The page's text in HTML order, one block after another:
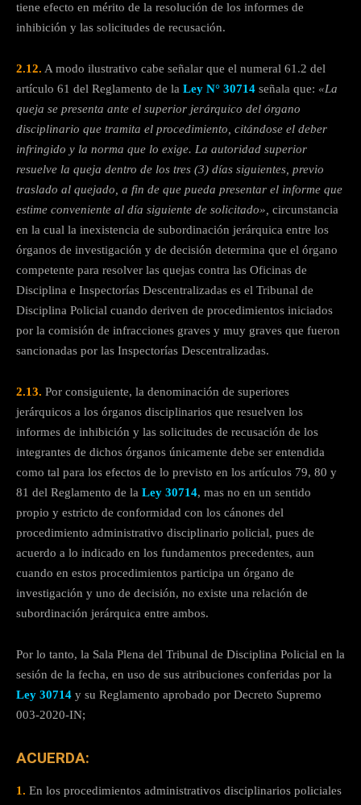
tiene efecto en mérito de la resolución de los informes de
inhibición y las solicitudes de recusación.
2.12. A modo ilustrativo cabe señalar que el numeral 61.2 del
artículo 61 del Reglamento de la Ley N° 30714 señala que: «La
queja se presenta ante el superior jerárquico del órgano
disciplinario que tramita el procedimiento, citándose el deber
infringido y la norma que lo exige. La autoridad superior
resuelve la queja dentro de los tres (3) días siguientes, previo
traslado al quejado, a fin de que pueda presentar el informe que
estime conveniente al día siguiente de solicitado», circunstancia
en la cual la inexistencia de subordinación jerárquica entre los
órganos de investigación y de decisión determina que el órgano
competente para resolver las quejas contra las Oficinas de
Disciplina e Inspectorías Descentralizadas es el Tribunal de
Disciplina Policial cuando deriven de procedimientos iniciados
por la comisión de infracciones graves y muy graves que fueron
sancionadas por las Inspectorías Descentralizadas.
2.13. Por consiguiente, la denominación de superiores
jerárquicos a los órganos disciplinarios que resuelven los
informes de inhibición y las solicitudes de recusación de los
integrantes de dichos órganos únicamente debe ser entendida
como tal para los efectos de lo previsto en los artículos 79, 80 y
81 del Reglamento de la Ley 30714, mas no en un sentido
propio y estricto de conformidad con los cánones del
procedimiento administrativo disciplinario policial, pues de
acuerdo a lo indicado en los fundamentos precedentes, aun
cuando en estos procedimientos participa un órgano de
investigación y uno de decisión, no existe una relación de
subordinación jerárquica entre ambos.
Por lo tanto, la Sala Plena del Tribunal de Disciplina Policial en la
sesión de la fecha, en uso de sus atribuciones conferidas por la
Ley 30714 y su Reglamento aprobado por Decreto Supremo
003-2020-IN;
ACUERDA:
1. En los procedimientos administrativos disciplinarios policiales